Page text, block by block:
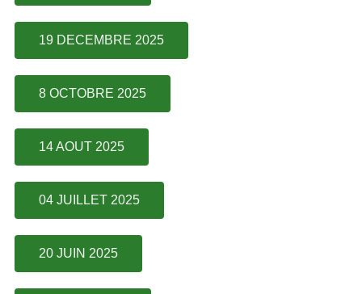
19 DECEMBRE 2025
8 OCTOBRE 2025
14 AOUT 2025
04 JUILLET 2025
20 JUIN 2025